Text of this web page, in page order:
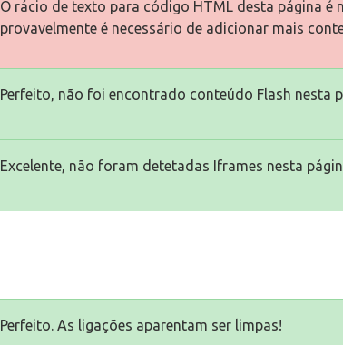
O rácio de texto para código HTML desta página é
provavelmente é necessário de adicionar mais
Perfeito, não foi encontrado conteúdo Flash nesta
Excelente, não foram detetadas Iframes nesta
Perfeito. As ligações aparentam ser limpas!